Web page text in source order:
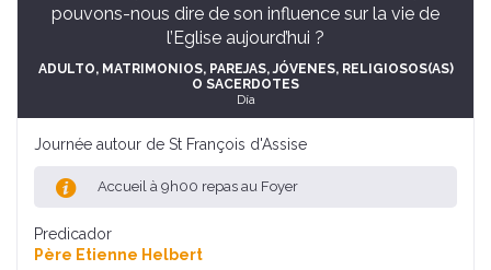
pouvons-nous dire de son influence sur la vie de
l’Eglise aujourd’hui ?
ADULTO, MATRIMONIOS, PAREJAS, JÓVENES, RELIGIOSOS(AS)
O SACERDOTES
Día
Journée autour de St François d'Assise
Accueil à 9h00 repas au Foyer
Predicador
Père Etienne Helbert